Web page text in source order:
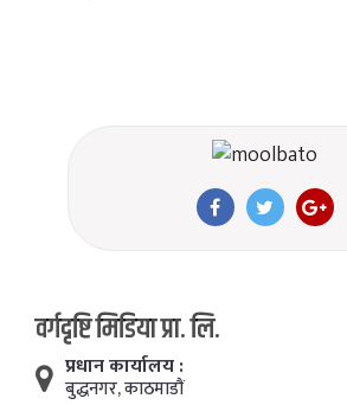
वर्गदृष्टि मिडिया प्रा. लि.
प्रधान कार्यालय :
बुद्धनगर, काठमाडाैं